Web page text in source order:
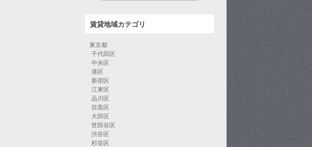
賃貸地域カテゴリ
東京都
千代田区
中央区
港区
新宿区
江東区
品川区
目黒区
大田区
世田谷区
渋谷区
杉並区